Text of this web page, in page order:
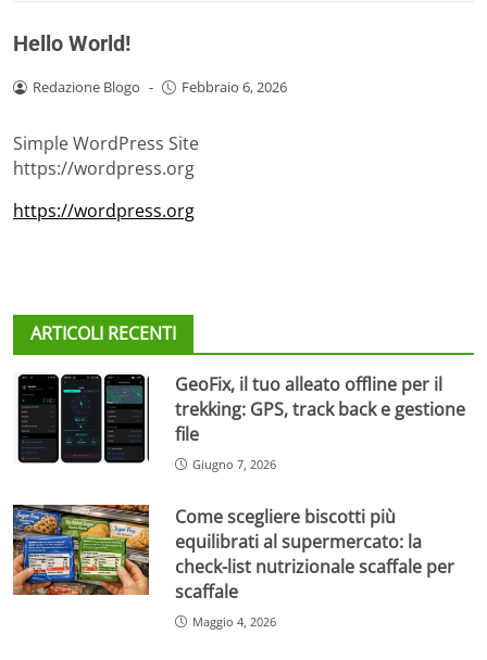
Hello World!
Redazione Blogo - Febbraio 6, 2026
Simple WordPress Site
https://wordpress.org
https://wordpress.org
ARTICOLI RECENTI
GeoFix, il tuo alleato offline per il
trekking: GPS, track back e gestione
file
Giugno 7, 2026
Come scegliere biscotti più
equilibrati al supermercato: la
check-list nutrizionale scaffale per
scaffale
Maggio 4, 2026